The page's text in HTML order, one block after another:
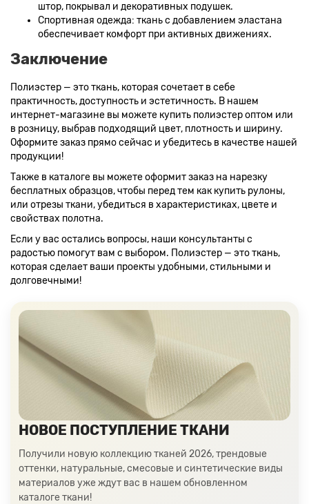
штор, покрывал и декоративных подушек.
Спортивная одежда: ткань с добавлением эластана
обеспечивает комфорт при активных движениях.
Заключение
Полиэстер — это ткань, которая сочетает в себе
практичность, доступность и эстетичность. В нашем
интернет-магазине вы можете купить полиэстер оптом или
в розницу, выбрав подходящий цвет, плотность и ширину.
Оформите заказ прямо сейчас и убедитесь в качестве нашей
продукции!
Также в каталоге вы можете оформит заказ на нарезку
бесплатных образцов, чтобы перед тем как купить рулоны,
или отрезы ткани, убедиться в характеристиках, цвете и
свойствах полотна.
Если у вас остались вопросы, наши консультанты с
радостью помогут вам с выбором. Полиэстер — это ткань,
которая сделает ваши проекты удобными, стильными и
долговечными!
НОВОЕ ПОСТУПЛЕНИЕ ТКАНИ
Получили новую коллекцию тканей 2026, трендовые
оттенки, натуральные, смесовые и синтетические виды
материалов уже ждут вас в нашем обновленном
каталоге ткани!